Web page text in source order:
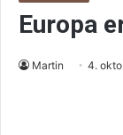
Europa
Martin 4.